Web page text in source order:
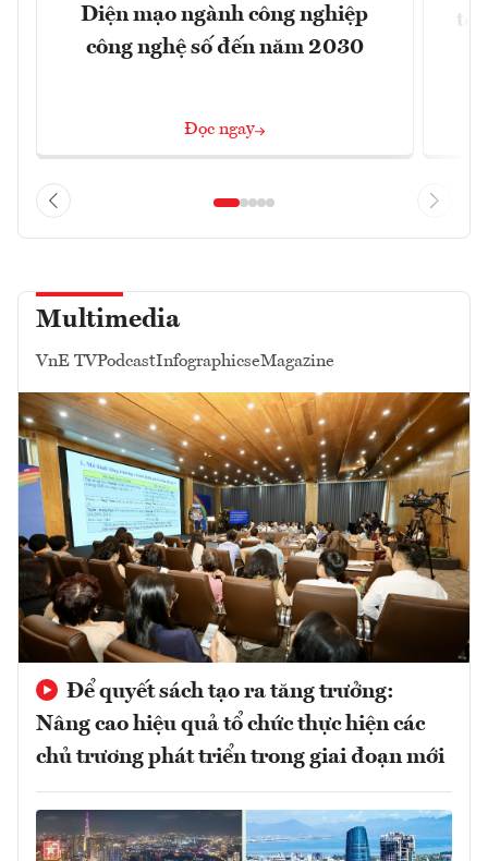
Diện mạo ngành công nghiệp
công nghệ số đến năm 2030
Đọc ngay
tối
Multimedia
VnE TVPodcastInfographicseMagazine
Để quyết sách tạo ra tăng trưởng:
Nâng cao hiệu quả tổ chức thực hiện các
chủ trương phát triển trong giai đoạn mới